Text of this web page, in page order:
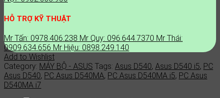
HỖ TRỢ KỸ THUẬT
Mr Tấn: 0978.406.238 Mr Quy: 096.644.7370 Mr Thái:
0909.634.656 Mr Hiệu: 0898.249.140
Add to Wishlist
Category: MÁY BỘ - ASUS Tags: Asus D540, Asus D540 i5, PC
Asus D540, PC Asus D540MA, PC Asus D540MA i5, PC Asus
D540MA i7